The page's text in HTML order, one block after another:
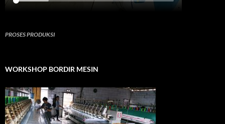
PROSES PRODUKSI
WORKSHOP BORDIR MESIN